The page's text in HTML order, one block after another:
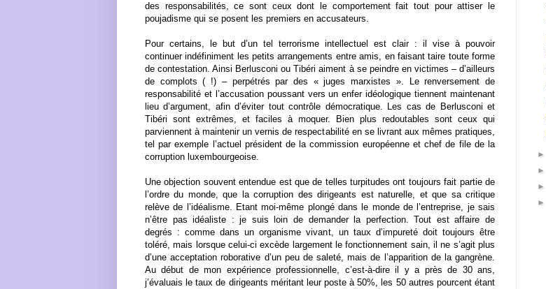
des responsabilités, ce sont ceux dont le comportement fait tout pour attiser le
poujadisme qui se posent les premiers en accusateurs.
Pour certains, le but d’un tel terrorisme intellectuel est clair : il vise à pouvoir
continuer indéfiniment les petits arrangements entre amis, en faisant taire toute forme
de contestation. Ainsi Berlusconi ou Tibéri aiment à se peindre en victimes – d’ailleurs
de complots ( !) – perpétrés par des « juges marxistes ». Le renversement de
responsabilité et l’accusation poussant vers un enfer idéologique tiennent maintenant
lieu d’argument, afin d’éviter tout contrôle démocratique. Les cas de Berlusconi et
Tibéri sont extrêmes, et faciles à moquer. Bien plus redoutables sont ceux qui
parviennent à maintenir un vernis de respectabilité en se livrant aux mêmes pratiques,
tel par exemple l’actuel président de la commission européenne et chef de file de la
corruption luxembourgeoise.
Une objection souvent entendue est que de telles turpitudes ont toujours fait partie de
l’ordre du monde, que la corruption des dirigeants est naturelle, et que sa critique
relève de l’idéalisme. Etant moi-même plongé dans le monde de l’entreprise, je sais
n’être pas idéaliste : je suis loin de demander la perfection. Tout est affaire de
degrés : comme dans un organisme vivant, un taux d’impureté doit toujours être
toléré, mais lorsque celui-ci excède largement le fonctionnement sain, il ne s’agit plus
d’une acceptation roborative d’un peu de saleté, mais de l’apparition de la gangrène.
Au début de mon expérience professionnelle, c’est-à-dire il y a près de 30 ans,
j’évaluais le taux de dirigeants méritant leur poste à 50%, les 50 autres pourcent étant
►
►
►
►